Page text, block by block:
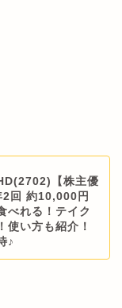
【株主優
2回 約10,000円
べれる！テイク
使い方も紹介！
♪